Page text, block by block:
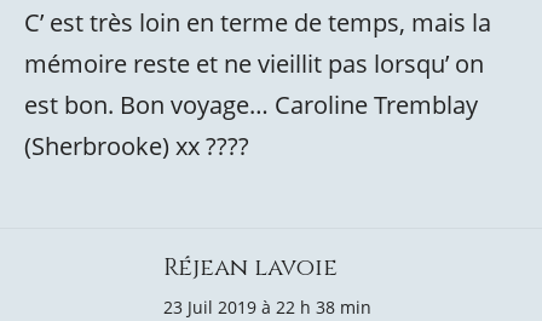
C’ est très loin en terme de temps, mais la
mémoire reste et ne vieillit pas lorsqu’ on
est bon. Bon voyage… Caroline Tremblay
(Sherbrooke) xx ????
Réjean lavoie
23 Juil 2019 à 22 h 38 min